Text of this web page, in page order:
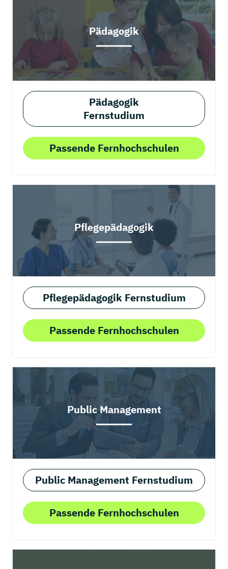
Pädagogik
Pädagogik
Fernstudium
Passende Fernhochschulen
Pflegepädagogik
Pflegepädagogik Fernstudium
Passende Fernhochschulen
Public Management
Public Management Fernstudium
Passende Fernhochschulen